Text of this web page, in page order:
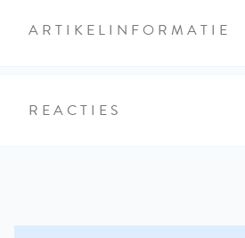
ARTIKELINFORMATIE
REACTIES